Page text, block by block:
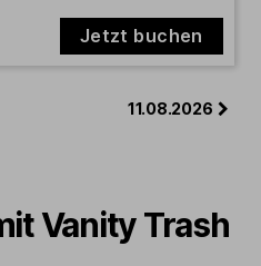
Jetzt buchen
11.08.2026
Vanity Trash